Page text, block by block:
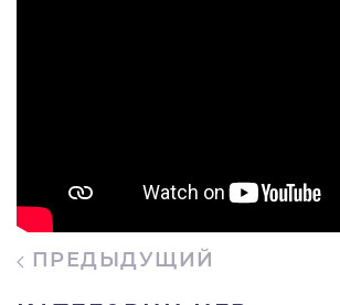
ПРЕДЫДУЩИЙ